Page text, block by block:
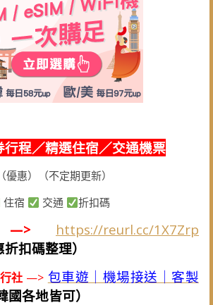
程／精選住宿／交通機票
惠）（不定期更新）
住宿 交通 折扣碼
—>
https://reurl.cc/1X7Zrp
扣碼整理）
社 —> 包車遊｜機場接送｜客製
國各地皆可）